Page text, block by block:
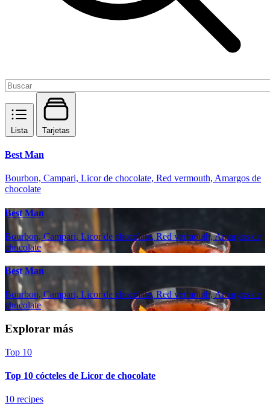
Lista Tarjetas
Best Man
Bourbon, Campari, Licor de chocolate, Red vermouth, Amargos de
chocolate
Best Man
Bourbon, Campari, Licor de chocolate, Red vermouth, Amargos de
chocolate
Best Man
Bourbon, Campari, Licor de chocolate, Red vermouth, Amargos de
chocolate
Explorar más
Top 10
Top 10 cócteles de Licor de chocolate
10 recipes